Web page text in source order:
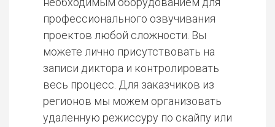
профессионального озвучивания
проектов любой сложности. Вы
можете лично присутствовать на
записи диктора и контролировать
весь процесс. Для заказчиков из
регионов мы можем организовать
удаленную режиссуру по скайпу или